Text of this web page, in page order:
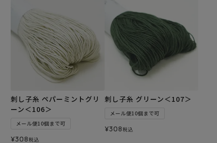
刺し子糸 ペパーミントグリ
ーン＜106＞
メール便10個まで可
¥308税込
刺し子糸 グリーン＜107＞
メール便10個まで可
¥308税込